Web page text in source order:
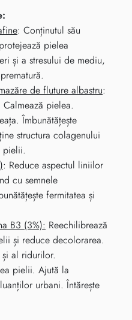
: Conținutul său
pielea
și a stresului de mediu,
de fluture albastru:
pielea.
Îmbunătățește
structura colagenului
pielii.
: Reduce aspectul liniilor
cu semnele
fermitatea și
B3 (3%): Reechilibrează
și reduce decolorarea.
al ridurilor.
pielii. Ajută la
urbani. Întărește